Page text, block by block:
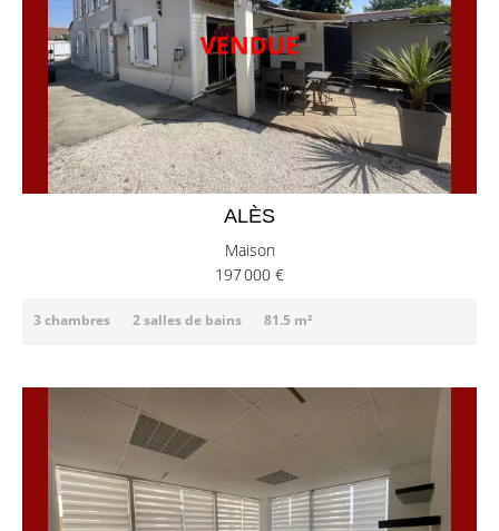
ALÈS
Maison
197 000 €
3 chambres 2 salles de bains 81.5 m²